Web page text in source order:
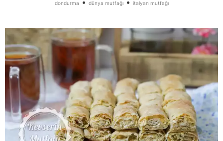
dondurma dünya mutfağı italyan mutfağı